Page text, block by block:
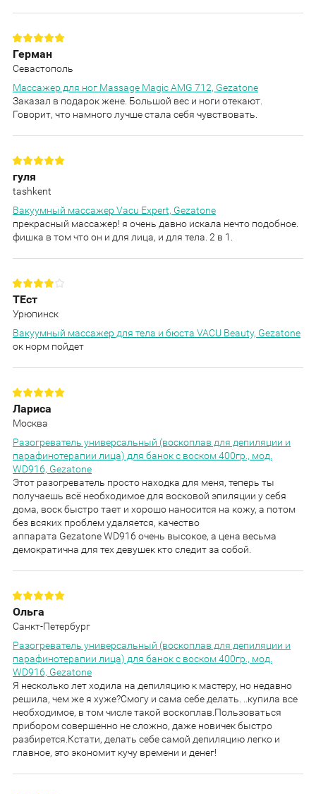
Герман
Севастополь
Массажер для ног Massage Magic AMG 712, Gezatone
Заказал в подарок жене. Большой вес и ноги отекают.
Говорит, что намного лучше стала себя чувствовать.
гуля
tashkent
Вакуумный массажер Vacu Expert, Gezatone
прекрасный массажер! я очень давно искала нечто подобное.
фишка в том что он и для лица, и для тела. 2 в 1.
ТЕст
Урюпинск
Вакуумный массажер для тела и бюста VACU Beauty, Gezatone
ок норм пойдет
Лариса
Москва
Разогреватель универсальный (воскоплав для депиляции и
парафинотерапии лица) для банок с воском 400гр., мод.
WD916, Gezatone
Этот разогреватель просто находка для меня, теперь ты
получаешь всё необходимое для восковой эпиляции у себя
дома, воск быстро тает и хорошо наносится на кожу, а потом
без всяких проблем удаляется, качество
аппарата Gezatone WD916 очень высокое, а цена весьма
демократична для тех девушек кто следит за собой.
Ольга
Санкт-Петербург
Разогреватель универсальный (воскоплав для депиляции и
парафинотерапии лица) для банок с воском 400гр., мод.
WD916, Gezatone
Я несколько лет ходила на депиляцию к мастеру, но недавно
решила, чем же я хуже?Смогу и сама себе делать. ..купила все
необходимое, в том числе такой воскоплав.Пользоваться
прибором совершенно не сложно, даже новичек быстро
разбирется.Кстати, делать себе самой депиляцию легко и
главное, это экономит кучу времени и денег!